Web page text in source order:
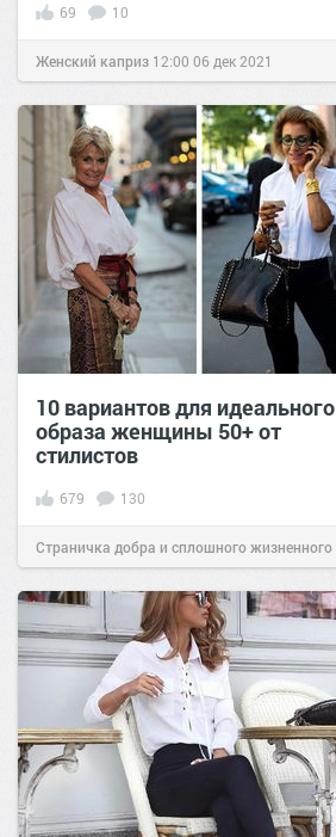
69 10
Женский каприз 12:00 06 дек 2021
10 вариантов для идеального
образа женщины 50+ от
стилистов
679 130
Страничка добра и сплошного жизненного
позитива!13:0229 янв 2021